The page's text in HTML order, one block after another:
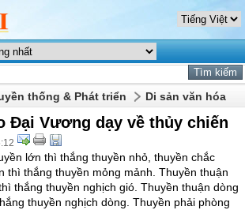
thống & Phát triển Di sản văn hóa
Đại Vương dạy về thủy chiến
lớn thì thắng thuyền nhỏ, thuyền chắc
thì thắng thuyền mỏng mảnh. Thuyền thuận
thắng thuyền nghịch gió. Thuyền thuận dòng
thuyền nghịch dòng. Thuyền phải phòng